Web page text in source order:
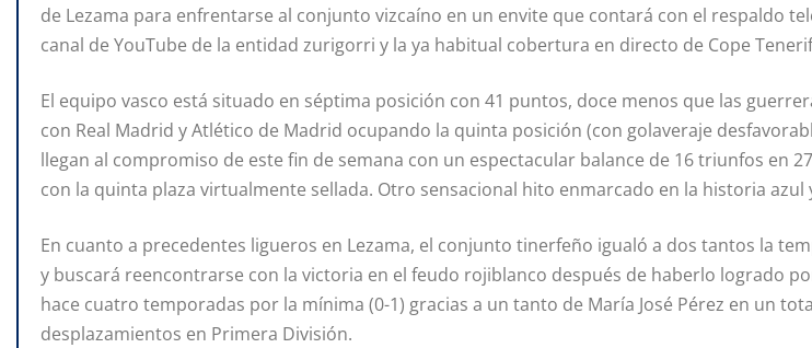
de Lezama para enfrentarse al conjunto vizcaíno en un envite que contará con el respaldo
canal de YouTube de la entidad zurigorri y la ya habitual cobertura en directo de Cope
El equipo vasco está situado en séptima posición con 41 puntos, doce menos que las
con Real Madrid y Atlético de Madrid ocupando la quinta posición (con golaveraje
llegan al compromiso de este fin de semana con un espectacular balance de 16 triunfos en
con la quinta plaza virtualmente sellada. Otro sensacional hito enmarcado en la historia azul
En cuanto a precedentes ligueros en Lezama, el conjunto tinerfeño igualó a dos tantos la
y buscará reencontrarse con la victoria en el feudo rojiblanco después de haberlo logrado
hace cuatro temporadas por la mínima (0-1) gracias a un tanto de María José Pérez en un
desplazamientos en Primera División.